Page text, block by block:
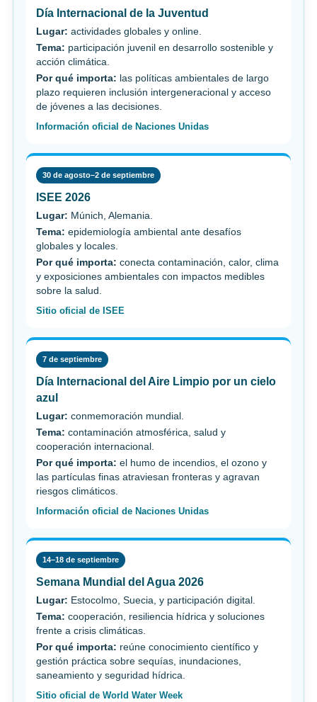
Día Internacional de la Juventud
Lugar: actividades globales y online.
Tema: participación juvenil en desarrollo sostenible y
acción climática.
Por qué importa: las políticas ambientales de largo
plazo requieren inclusión intergeneracional y acceso
de jóvenes a las decisiones.
Información oficial de Naciones Unidas
30 de agosto–2 de septiembre
ISEE 2026
Lugar: Múnich, Alemania.
Tema: epidemiología ambiental ante desafíos
globales y locales.
Por qué importa: conecta contaminación, calor, clima
y exposiciones ambientales con impactos medibles
sobre la salud.
Sitio oficial de ISEE
7 de septiembre
Día Internacional del Aire Limpio por un cielo
azul
Lugar: conmemoración mundial.
Tema: contaminación atmosférica, salud y
cooperación internacional.
Por qué importa: el humo de incendios, el ozono y
las partículas finas atraviesan fronteras y agravan
riesgos climáticos.
Información oficial de Naciones Unidas
14–18 de septiembre
Semana Mundial del Agua 2026
Lugar: Estocolmo, Suecia, y participación digital.
Tema: cooperación, resiliencia hídrica y soluciones
frente a crisis climáticas.
Por qué importa: reúne conocimiento científico y
gestión práctica sobre sequías, inundaciones,
saneamiento y seguridad hídrica.
Sitio oficial de World Water Week